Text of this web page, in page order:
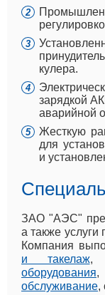
кулера.
зарядкой
аварийной
Жесткую
для
и
ЗАО "АЭС"
а также
Компания
и такелаж
оборудования
обслуживание,